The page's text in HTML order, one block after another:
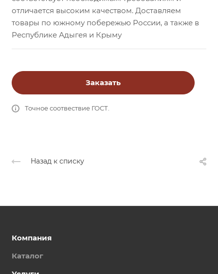
отличается высоким качеством. Доставляем
товары по южному побережью России, а также в
Республике Адыгея и Крыму
Заказать
Точное соотвествие ГОСТ.
Назад к списку
Компания
Каталог